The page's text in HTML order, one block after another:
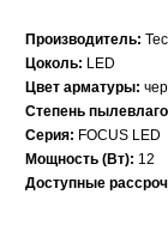
Производитель:
Цоколь: LED
Цвет арматуры:
Степень
Серия: FOCUS LED
Мощность (Вт): 12
Доступные